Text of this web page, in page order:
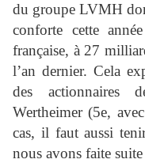
du groupe LVMH
conforte cette
française, à 27
l’an dernier. Cela
des actionnaires
Wertheimer (5e,
cas, il faut aussi
nous avons faite